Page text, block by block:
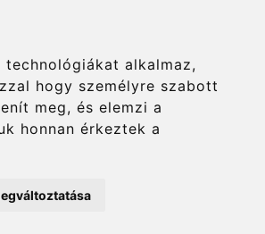
alkalmaz,
hogy személyre szabott
meg, és elemzi a
honnan érkeztek a